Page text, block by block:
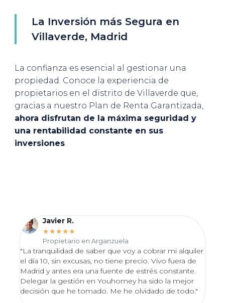
La Inversión más Segura en
Villaverde, Madrid
La confianza es esencial al gestionar una
propiedad. Conoce la experiencia de
propietarios en el distrito de Villaverde que,
gracias a nuestro Plan de Renta Garantizada,
ahora disfrutan de la máxima seguridad y
una rentabilidad constante en sus
inversiones.
Javier R.
★★★★★
Propietario en Arganzuela
"La tranquilidad de saber que voy a cobrar mi alquiler
el día 10, sin excusas, no tiene precio. Vivo fuera de
Madrid y antes era una fuente de estrés constante.
Delegar la gestión en Youhomey ha sido la mejor
decisión que he tomado. Me he olvidado de todo."